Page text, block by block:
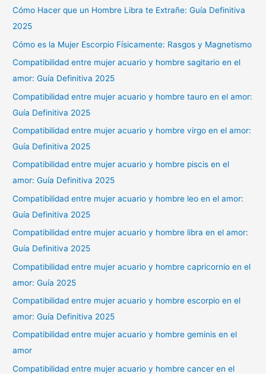
Cómo Hacer que un Hombre Libra te Extrañe: Guía Definitiva
2025
Cómo es la Mujer Escorpio Físicamente: Rasgos y Magnetismo
Compatibilidad entre mujer acuario y hombre sagitario en el
amor: Guía Definitiva 2025
Compatibilidad entre mujer acuario y hombre tauro en el amor:
Guía Definitiva 2025
Compatibilidad entre mujer acuario y hombre virgo en el amor:
Guía Definitiva 2025
Compatibilidad entre mujer acuario y hombre piscis en el
amor: Guía Definitiva 2025
Compatibilidad entre mujer acuario y hombre leo en el amor:
Guía Definitiva 2025
Compatibilidad entre mujer acuario y hombre libra en el amor:
Guía Definitiva 2025
Compatibilidad entre mujer acuario y hombre capricornio en el
amor: Guía 2025
Compatibilidad entre mujer acuario y hombre escorpio en el
amor: Guía Definitiva 2025
Compatibilidad entre mujer acuario y hombre geminis en el
amor
Compatibilidad entre mujer acuario y hombre cancer en el